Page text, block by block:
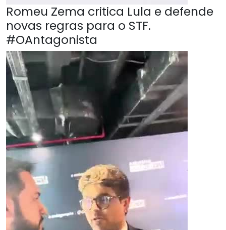
Romeu Zema critica Lula e defende
novas regras para o STF.
#OAntagonista